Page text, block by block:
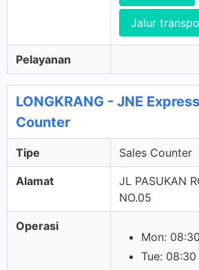
Jalur
Pelayanan
LONGKRANG - JNE
Counter
Tipe Sales Counter
Alamat
JL PASUKAN
NO.05
Operasi
Mon:
Tue: 08:30